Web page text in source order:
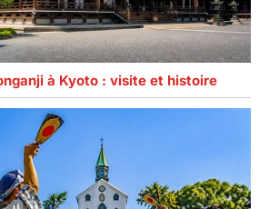
à Kyoto : visite et histoire